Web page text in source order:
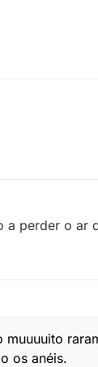
a perder o ar
os anéis.